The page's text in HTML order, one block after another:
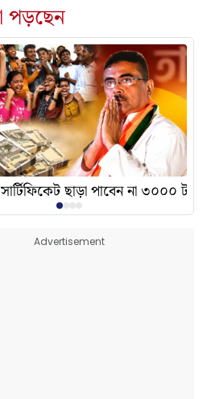
পড়ছেন
ছাড়া পাবেন না ৩০০০ টাকা
Advertisement